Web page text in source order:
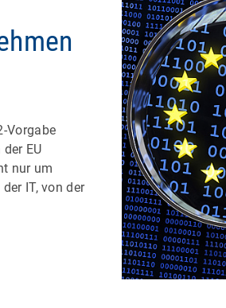
Vorgabe
EU
nur um
IT, von der